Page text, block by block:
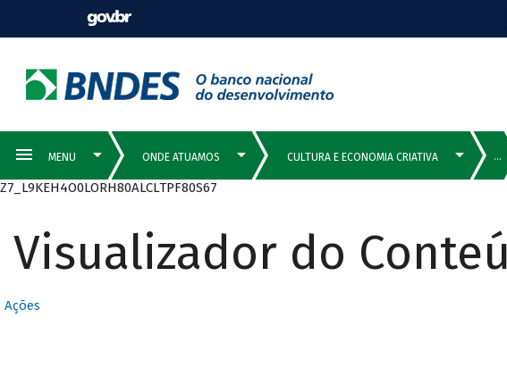
Z7_L9KEH4O0LORH80ALCLTPF80S67
Visualizador do
Ações